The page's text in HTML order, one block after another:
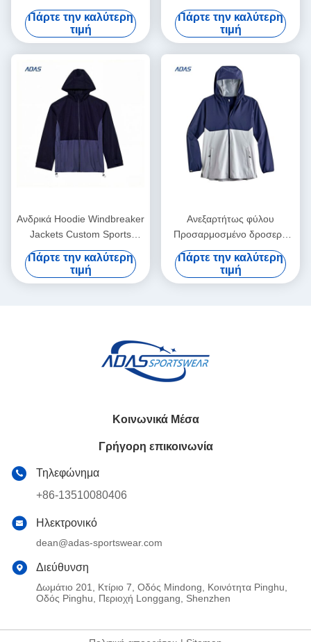
ανθεκτικό στο νερό με
κουκούλα Windproof Jacket
για πεζοπορία Αλίευση
Πάρτε την καλύτερη
τιμή
Softshell Αδιάβροχο
εξωτερικό αθλητικό μπουφάν
για άνδρες
Πάρτε την καλύτερη
τιμή
Ανδρικά Hoodie Windbreaker
Jackets Custom Sports
Casual Πνευτοσταθερό
Αναπνευστικό Jacket
Κατασκευαστής
Πάρτε την καλύτερη
τιμή
Ανεξαρτήτως φύλου
Προσαρμοσμένο δροσερό
ντύσιμο Upf50+ Ψαροκάουτ
ήλιο Προστατευτικό
εξωτερικό σακάκι για ψάρεμα
Πάρτε την καλύτερη
τιμή
Κοινωνικά Μέσα
Γρήγορη επικοινωνία
Τηλεφώνημα
+86-13510080406
Ηλεκτρονικό
dean@adas-sportswear.com
Διεύθυνση
Δωμάτιο 201, Κτίριο 7, Οδός Mindong, Κοινότητα Pinghu,
Οδός Pinghu, Περιοχή Longgang, Shenzhen